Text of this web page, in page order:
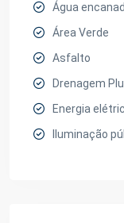
Água
Área Verde
Asfalto
Drenagem
Energia
Iluminação